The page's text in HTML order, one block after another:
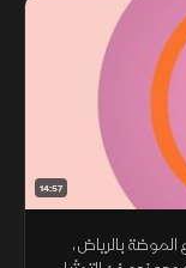
14:57
الموضة بالرياض،